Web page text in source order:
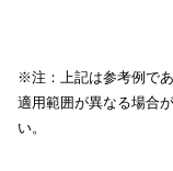
※注：上記は参考例で
適用範囲が異なる場合
い。